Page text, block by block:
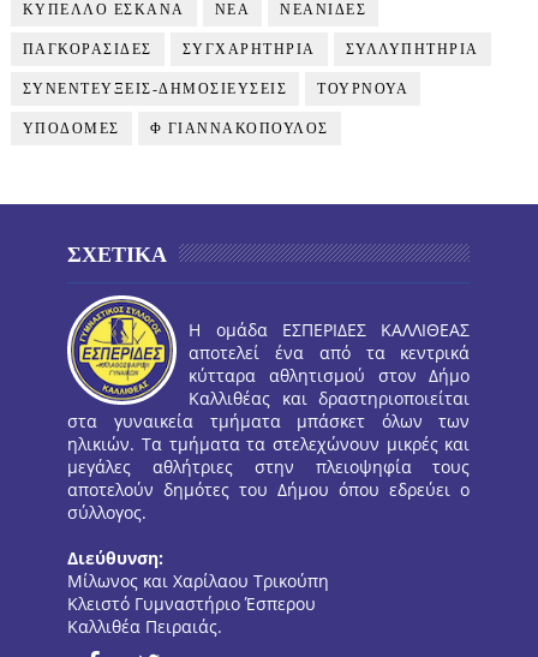
ΚΥΠΕΛΛΟ ΕΣΚΑΝΑ ΝΕΑ ΝΕΑΝΙΔΕΣ
ΠΑΓΚΟΡΑΣΙΔΕΣ ΣΥΓΧΑΡΗΤΗΡΙΑ ΣΥΛΛΥΠΗΤΗΡΙΑ
ΣΥΝΕΝΤΕΥΞΕΙΣ-ΔΗΜΟΣΙΕΥΣΕΙΣ ΤΟΥΡΝΟΥΑ
ΥΠΟΔΟΜΕΣ Φ ΓΙΑΝΝΑΚΟΠΟΥΛΟΣ
ΣΧΕΤΙΚΑ
Η ομάδα ΕΣΠΕΡΙΔΕΣ ΚΑΛΛΙΘΕΑΣ
αποτελεί ένα από τα κεντρικά
κύτταρα αθλητισμού στον Δήμο
Καλλιθέας και δραστηριοποιείται
στα γυναικεία τμήματα μπάσκετ όλων των
ηλικιών. Τα τμήματα τα στελεχώνουν μικρές και
μεγάλες αθλήτριες στην πλειοψηφία τους
αποτελούν δημότες του Δήμου όπου εδρεύει ο
σύλλογος.
Διεύθυνση:
Μίλωνος και Χαρίλαου Τρικούπη
Κλειστό Γυμναστήριο Έσπερου
Καλλιθέα Πειραιάς.